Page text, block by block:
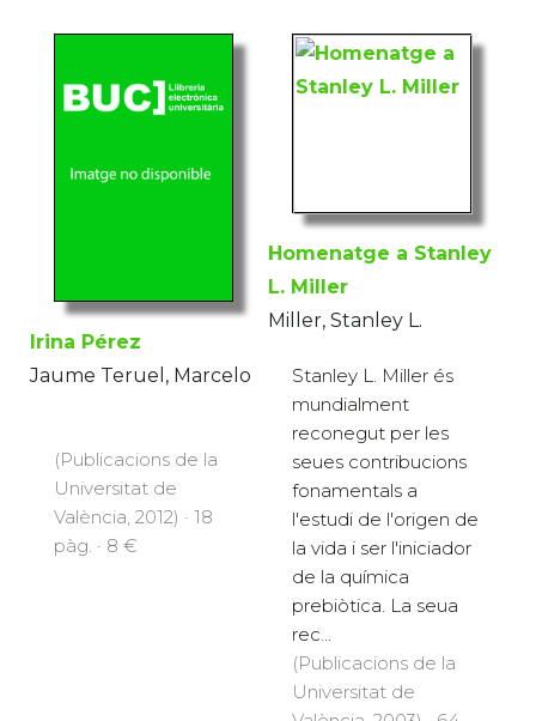
Irina Pérez
Jaume Teruel, Marcelo
(Publicacions de la
Universitat de
València, 2012) · 18
pàg. · 8 €
Homenatge a Stanley
L. Miller
Miller, Stanley L.
Stanley L. Miller és
mundialment
reconegut per les
seues contribucions
fonamentals a
l'estudi de l'origen de
la vida i ser l'iniciador
de la química
prebiòtica. La seua
rec...
(Publicacions de la
Universitat de